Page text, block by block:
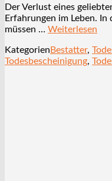
Der Verlust eines
Erfahrungen im Leben.
müssen … Weiterlesen
Kategorien Bestatter,
Todesbescheinigung,